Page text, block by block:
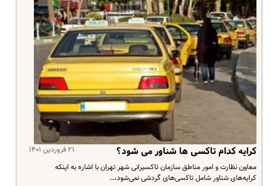
۲۱ فروردین ۱۴۰۱ کرایه کدام تاکسی ها شناور می شود؟
معاون نظارت و امور مناطق سازمان تاکسیرانی شهر تهران با اشاره به اینکه
کرایه‌های شناور شامل تاکسی‌های گردشی نمی‌شود،…